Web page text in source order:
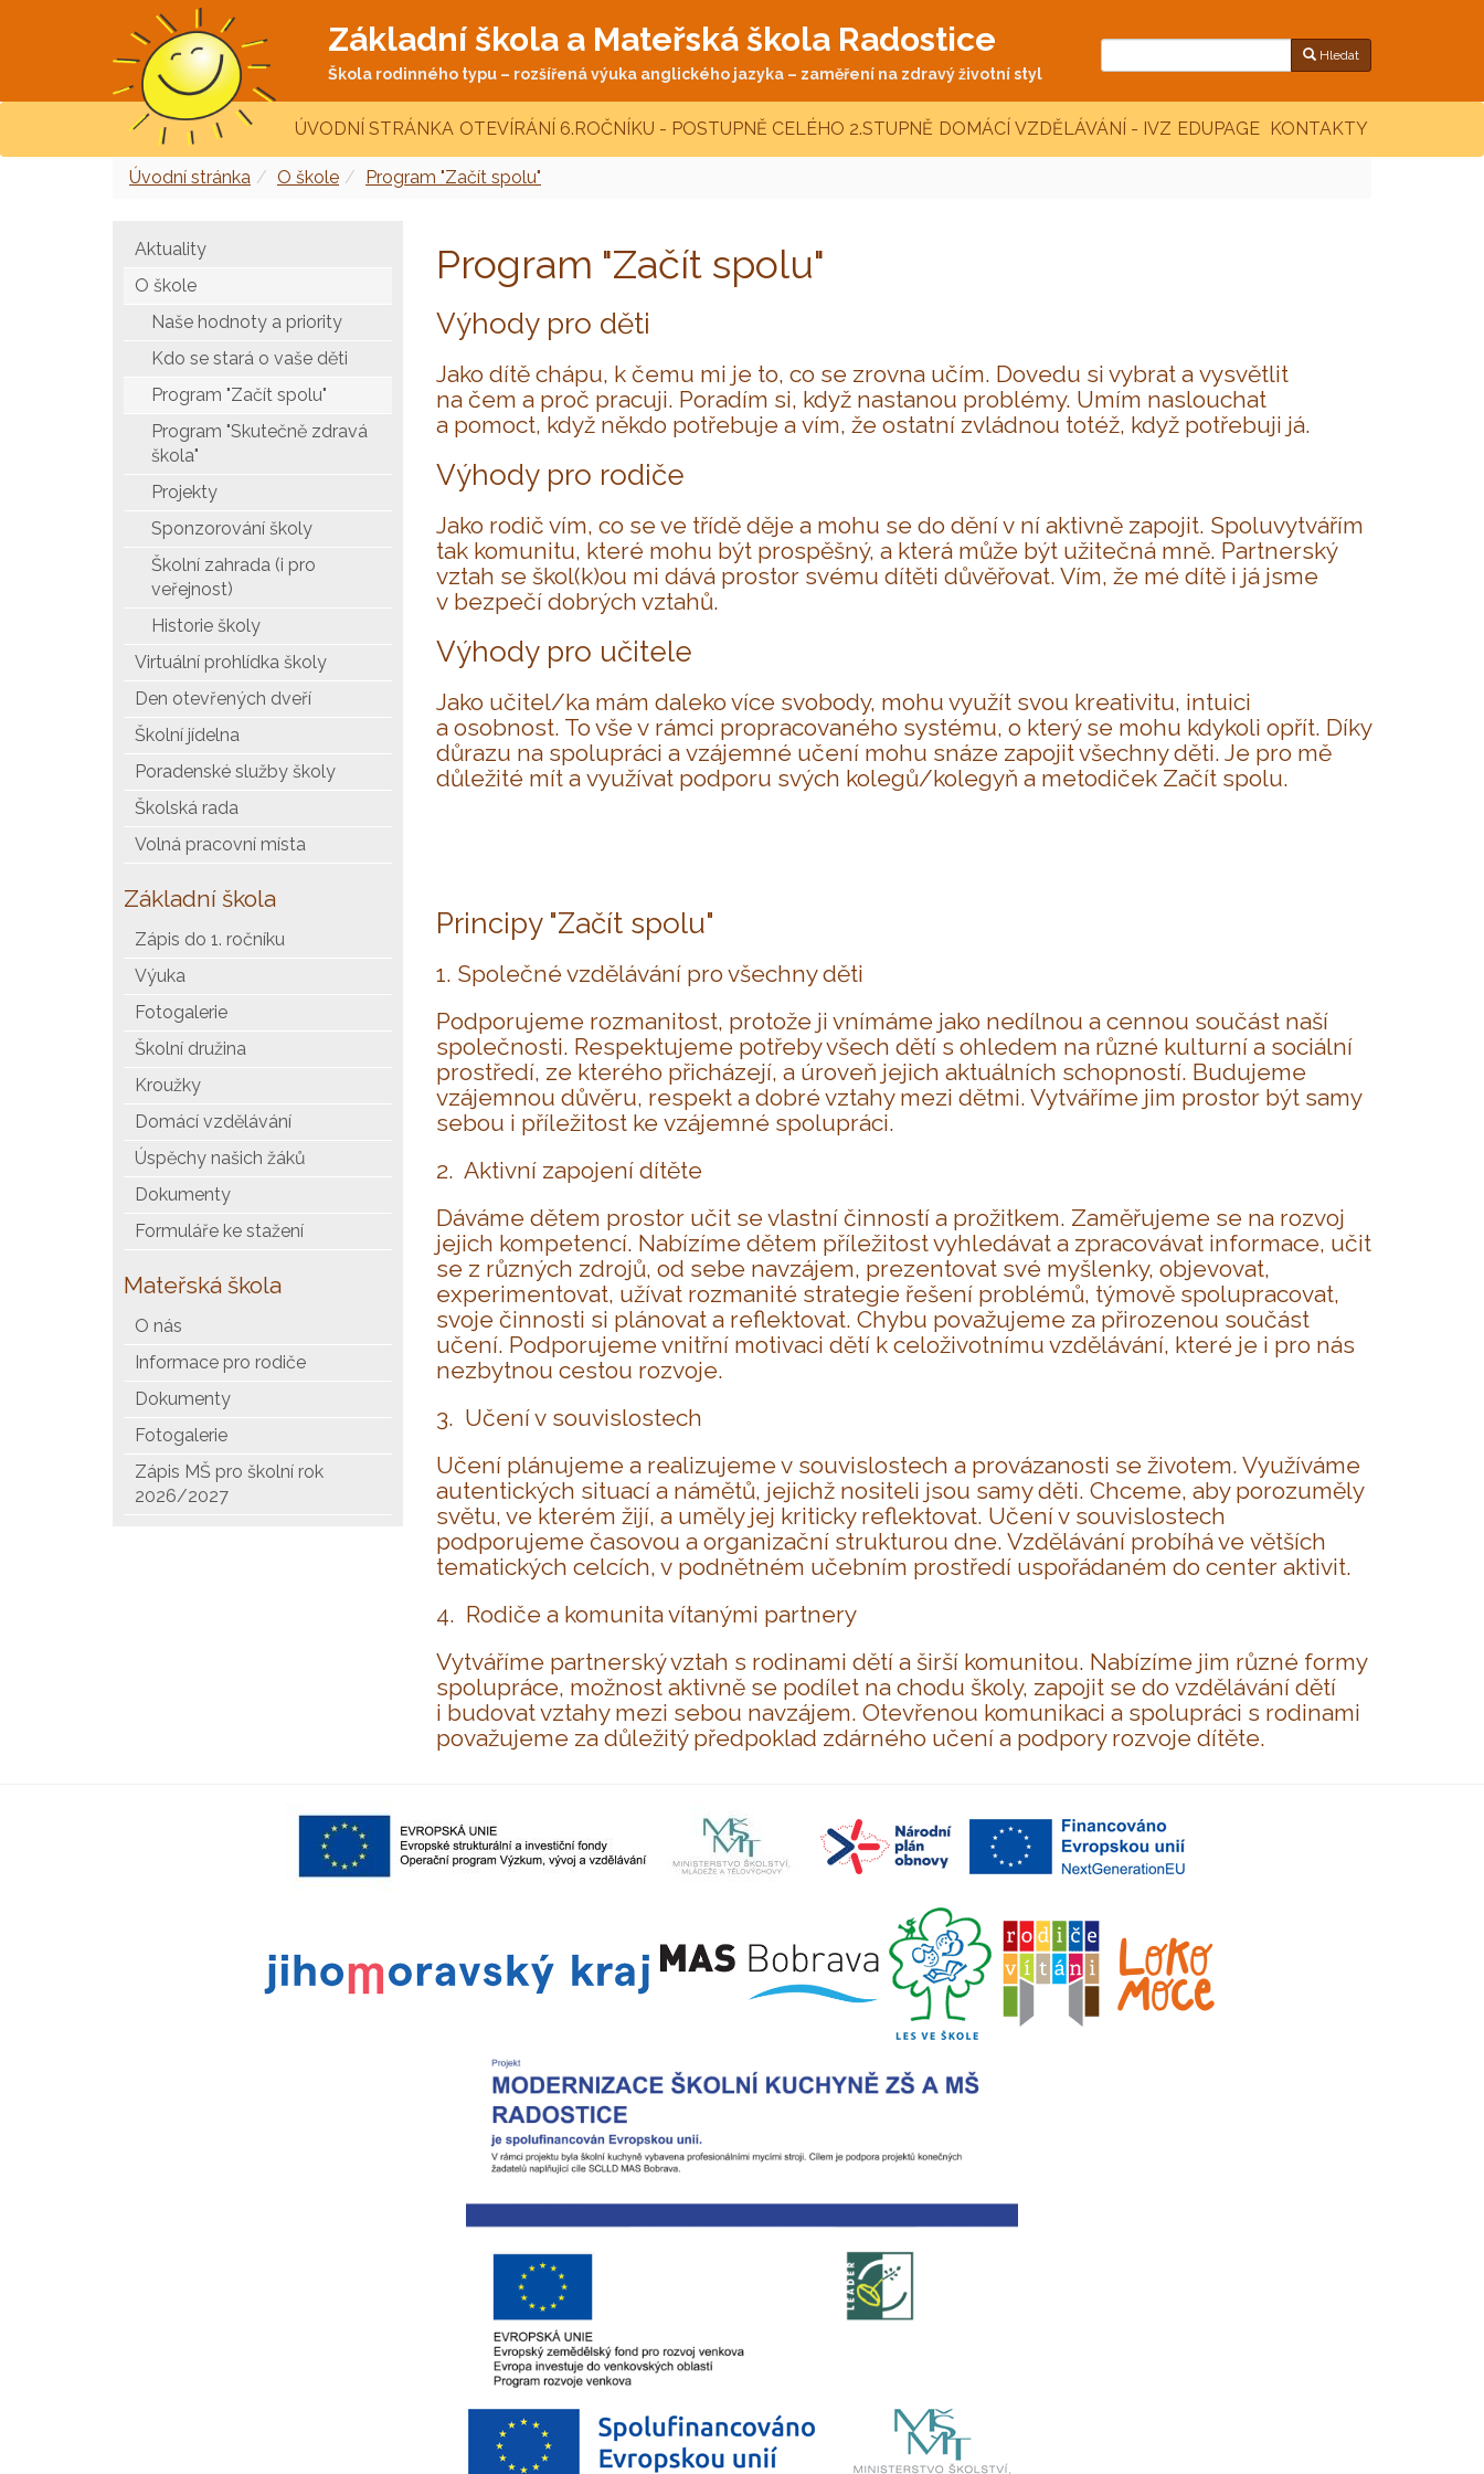
Základní škola a Mateřská škola Radostice
Škola rodinného typu – rozšířená výuka anglického jazyka – zaměření na zdravý životní styl
Hledat
ÚVODNÍ STRÁNKA OTEVÍRÁNÍ 6.ROČNÍKU - POSTUPNĚ CELÉHO 2.STUPNĚ DOMÁCÍ VZDĚLÁVÁNÍ - IVZ EDUPAGE KONTAKTY
Úvodní stránka O škole Program "Začít spolu"
Aktuality
O škole
Naše hodnoty a priority
Kdo se stará o vaše děti
Program "Začít spolu"
Program "Skutečně zdravá
škola"
Projekty
Sponzorování školy
Školní zahrada (i pro
veřejnost)
Historie školy
Virtuální prohlídka školy
Den otevřených dveří
Školní jídelna
Poradenské služby školy
Školská rada
Volná pracovní místa
Základní škola
Zápis do 1. ročníku
Výuka
Fotogalerie
Školní družina
Kroužky
Domácí vzdělávání
Úspěchy našich žáků
Dokumenty
Formuláře ke stažení
Mateřská škola
O nás
Informace pro rodiče
Dokumenty
Fotogalerie
Zápis MŠ pro školní rok
2026/2027
Program "Začít spolu"
Výhody pro děti
Jako dítě chápu, k čemu mi je to, co se zrovna učím. Dovedu si vybrat a vysvětlit
na čem a proč pracuji. Poradím si, když nastanou problémy. Umím naslouchat
a pomoct, když někdo potřebuje a vím, že ostatní zvládnou totéž, když potřebuji já.
Výhody pro rodiče
Jako rodič vím, co se ve třídě děje a mohu se do dění v ní aktivně zapojit. Spoluvytvářím
tak komunitu, které mohu být prospěšný, a která může být užitečná mně. Partnerský
vztah se škol(k)ou mi dává prostor svému dítěti důvěřovat. Vím, že mé dítě i já jsme
v bezpečí dobrých vztahů.
Výhody pro učitele
Jako učitel/ka mám daleko více svobody, mohu využít svou kreativitu, intuici
a osobnost. To vše v rámci propracovaného systému, o který se mohu kdykoli opřít. Díky
důrazu na spolupráci a vzájemné učení mohu snáze zapojit všechny děti. Je pro mě
důležité mít a využívat podporu svých kolegů/kolegyň a metodiček Začít spolu.
Principy "Začít spolu"
1. Společné vzdělávání pro všechny děti
Podporujeme rozmanitost, protože ji vnímáme jako nedílnou a cennou součást naší
společnosti. Respektujeme potřeby všech dětí s ohledem na různé kulturní a sociální
prostředí, ze kterého přicházejí, a úroveň jejich aktuálních schopností. Budujeme
vzájemnou důvěru, respekt a dobré vztahy mezi dětmi. Vytváříme jim prostor být samy
sebou i příležitost ke vzájemné spolupráci.
2. Aktivní zapojení dítěte
Dáváme dětem prostor učit se vlastní činností a prožitkem. Zaměřujeme se na rozvoj
jejich kompetencí. Nabízíme dětem příležitost vyhledávat a zpracovávat informace, učit
se z různých zdrojů, od sebe navzájem, prezentovat své myšlenky, objevovat,
experimentovat, užívat rozmanité strategie řešení problémů, týmově spolupracovat,
svoje činnosti si plánovat a reflektovat. Chybu považujeme za přirozenou součást
učení. Podporujeme vnitřní motivaci dětí k celoživotnímu vzdělávání, které je i pro nás
nezbytnou cestou rozvoje.
3. Učení v souvislostech
Učení plánujeme a realizujeme v souvislostech a provázanosti se životem. Využíváme
autentických situací a námětů, jejichž nositeli jsou samy děti. Chceme, aby porozuměly
světu, ve kterém žijí, a uměly jej kriticky reflektovat. Učení v souvislostech
podporujeme časovou a organizační strukturou dne. Vzdělávání probíhá ve větších
tematických celcích, v podnětném učebním prostředí uspořádaném do center aktivit.
4. Rodiče a komunita vítanými partnery
Vytváříme partnerský vztah s rodinami dětí a širší komunitou. Nabízíme jim různé formy
spolupráce, možnost aktivně se podílet na chodu školy, zapojit se do vzdělávání dětí
i budovat vztahy mezi sebou navzájem. Otevřenou komunikaci a spolupráci s rodinami
považujeme za důležitý předpoklad zdárného učení a podpory rozvoje dítěte.